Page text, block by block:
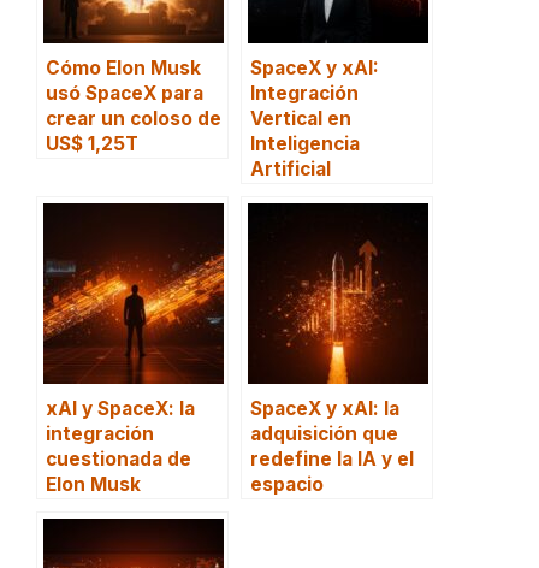
Cómo Elon Musk
usó SpaceX para
crear un coloso de
US$ 1,25T
SpaceX y xAI:
Integración
Vertical en
Inteligencia
Artificial
xAI y SpaceX: la
integración
cuestionada de
Elon Musk
SpaceX y xAI: la
adquisición que
redefine la IA y el
espacio